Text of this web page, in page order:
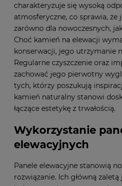
charakteryzuje się wysoką
atmosferyczne, co sprawia,
zarówno dla nowoczesnych,
Choć kamień na elewacji
konserwacji, jego utrzymanie
Regularne czyszczenie oraz
zachować jego pierwotny
tych, którzy poszukują
kamień naturalny stanowi
łączące estetykę z trwałością.
Wykorzystanie
elewacyjnych
Panele elewacyjne stanowią
rozwiązanie. Ich główną